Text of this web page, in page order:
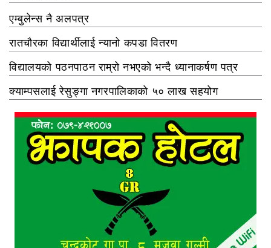
एम्बुलेन्स नै अलपत्र
रातचौरका विद्यार्थीलाई न्यानो कपडा वितरण
विद्यालयको पठनपाठन राम्रो नभएको भन्दै ध्यानाकर्षण पत्र
क्याम्पसलाई रेसुङ्गा नगरपालिकाको ५० लाख सहयोग